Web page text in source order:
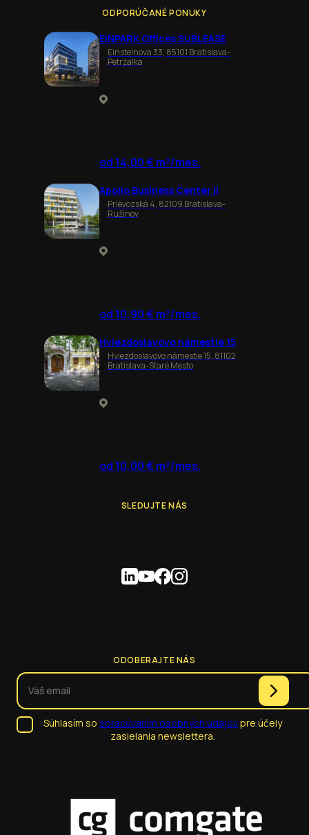
ODPORÚČANÉ PONUKY
EINPARK Offices SUBLEASE
Einsteinova 33, 85101 Bratislava-
Petržalka
od 14,00 € m²/mes.
Apollo Business Center II
Prievozská 4, 82109 Bratislava-
Ružinov
od 10,90 € m²/mes.
Hviezdoslavovo námestie 15
Hviezdoslavovo námestie 15, 81102
Bratislava-Staré Mesto
od 10,00 € m²/mes.
SLEDUJTE NÁS
ODOBERAJTE NÁS
Súhlasím so spracúvaním osobných údajovpre účely
zasielania newslettera.